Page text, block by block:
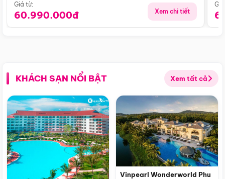
Giá từ:
60.990.000đ Xem chi tiết
KHÁCH SẠN NỔI BẬT Xem tất cả
Vinpearl Wonderworld Phu